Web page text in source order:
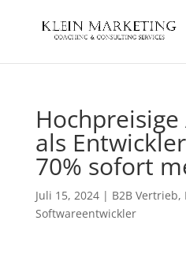
als
70% sofort
Juli 15, 2024| B2B Vertrieb,
Softwareentwickler